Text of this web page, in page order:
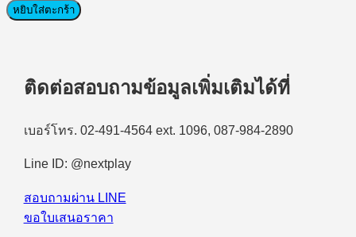
Monitor
Nitro
Gaming
-
2K
WQHD
144Hz
หยิบใส่ตะกร้า
ติดต่อสอบถามข้อมูลเพิ่มเติมได้ที่
เบอร์โทร. 02-491-4564 ext. 1096, 087-984-2890
Line ID: @nextplay
สอบถามผ่าน LINE
ขอใบเสนอราคา